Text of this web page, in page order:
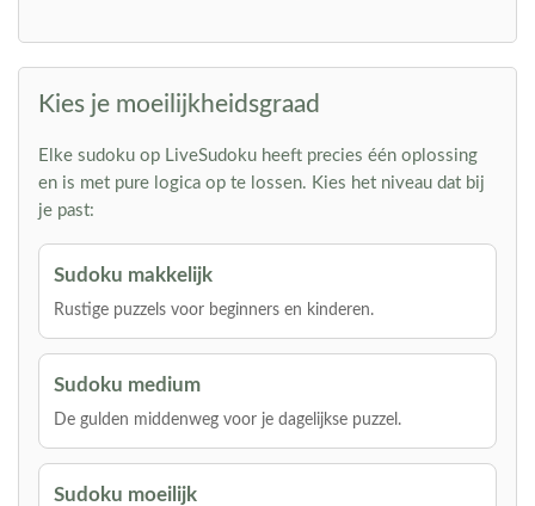
Kies je moeilijkheidsgraad
Elke sudoku op LiveSudoku heeft precies één oplossing
en is met pure logica op te lossen. Kies het niveau dat bij
je past:
Sudoku makkelijk
Rustige puzzels voor beginners en kinderen.
Sudoku medium
De gulden middenweg voor je dagelijkse puzzel.
Sudoku moeilijk